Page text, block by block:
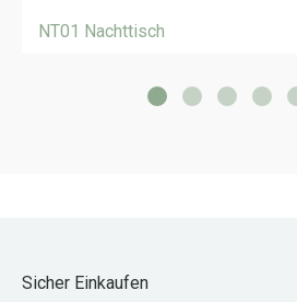
NT01 Nachttisch
Sicher Einkaufen